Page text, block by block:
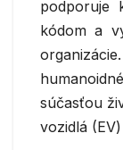
podporuje
kódom a
súčasťou
vozidlá